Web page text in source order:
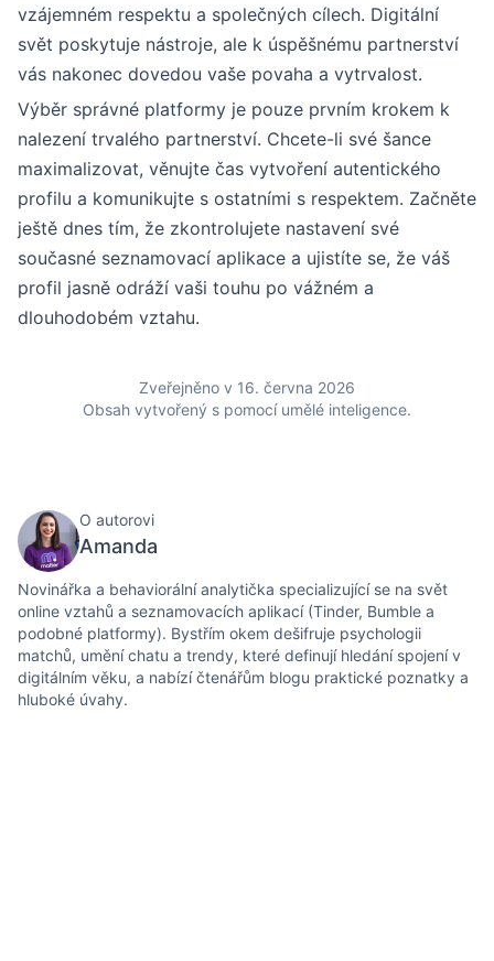
vzájemném respektu a společných cílech. Digitální
svět poskytuje nástroje, ale k úspěšnému partnerství
vás nakonec dovedou vaše povaha a vytrvalost.
Výběr správné platformy je pouze prvním krokem k
nalezení trvalého partnerství. Chcete-li své šance
maximalizovat, věnujte čas vytvoření autentického
profilu a komunikujte s ostatními s respektem. Začněte
ještě dnes tím, že zkontrolujete nastavení své
současné seznamovací aplikace a ujistíte se, že váš
profil jasně odráží vaši touhu po vážném a
dlouhodobém vztahu.
Zveřejněno v 16. června 2026
Obsah vytvořený s pomocí umělé inteligence.
O autorovi
Amanda
Novinářka a behaviorální analytička specializující se na svět
online vztahů a seznamovacích aplikací (Tinder, Bumble a
podobné platformy). Bystřím okem dešifruje psychologii
matchů, umění chatu a trendy, které definují hledání spojení v
digitálním věku, a nabízí čtenářům blogu praktické poznatky a
hluboké úvahy.